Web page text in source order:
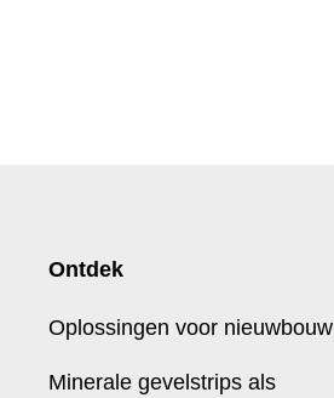
Ontdek
Oplossingen voor nieuwbouw
Minerale gevelstrips als